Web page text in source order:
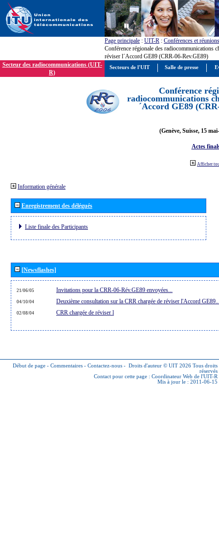
Page principale : UIT-R : Conférences et réunions
Conférence régionale des radiocommunications
réviser l´Accord GE89 (CRR-06-Rev.GE89)
Secteur des radiocommunications (UIT-
R)
Conférence
radiocommunications
´Accord GE89
(Genève, Suisse, 15
Actes
Afficher
Information générale
Enregistrement des délégués
Liste finale des Participants
[Newsflashes]
21/06/05 Invitations pour la CRR-06-Rév.GE89 envoyées...
04/10/04 Deuxième consultation sur la CRR chargée de réviser l'Accord
02/08/04 CRR chargée de réviser l
Début de page - Commentaires - Contactez-nous - Droits d'auteur © UIT 2026 Tous droits
réservés
Contact pour cette page : Coordinateur Web de l'UIT-R
Mis à jour le : 2011-06-15
Secteurs de l'UIT Salle de presse